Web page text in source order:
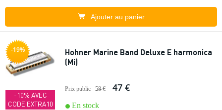
Ajouter au panier
-19%
-10% AVEC
CODE EXTRA10
Hohner Marine Band Deluxe E harmonica
(Mi)
Prix public 58 € 47 €
En stock